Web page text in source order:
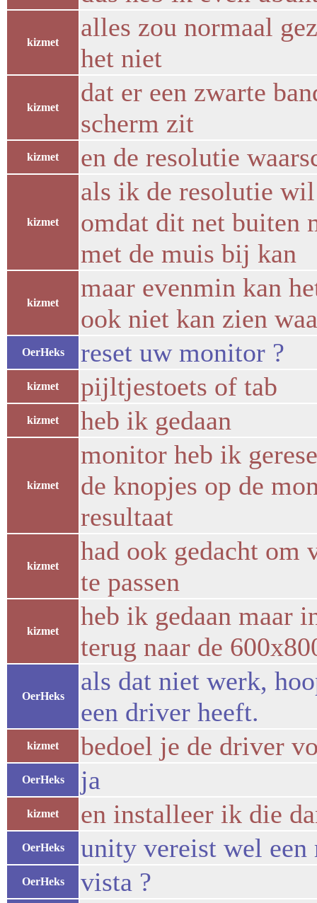
kizmet
alles zou normaal
het niet
kizmet
dat er een zwarte
scherm zit
kizmet en de resolutie
kizmet
als ik de resolutie
omdat dit net buiten
met de muis bij kan
kizmet
maar evenmin kan
ook niet kan zien
OerHeks reset uw monitor ?
kizmet pijltjestoets of tab
kizmet heb ik gedaan
kizmet
monitor heb ik
de knopjes op de
resultaat
kizmet
had ook gedacht om
te passen
kizmet
heb ik gedaan maar
terug naar de
OerHeks
als dat niet werk,
een driver heeft.
kizmet bedoel je de driver
OerHeks ja
kizmet en installeer ik die
OerHeks unity vereist wel
OerHeks vista ?